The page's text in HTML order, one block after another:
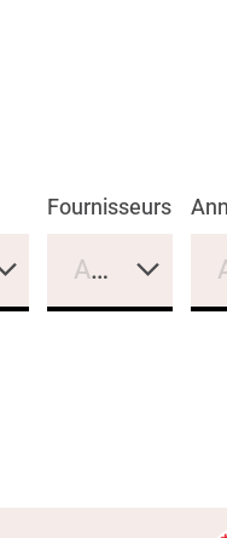
sélection
Fournisseurs
Aucune